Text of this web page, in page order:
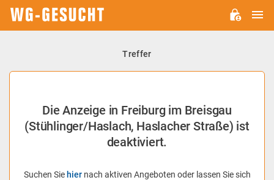
Treffer
Die Anzeige in Freiburg im Breisgau
(Stühlinger/Haslach, Haslacher Straße) ist
deaktiviert.
Suchen Sie hiernach aktiven Angeboten oder lassen Sie sich